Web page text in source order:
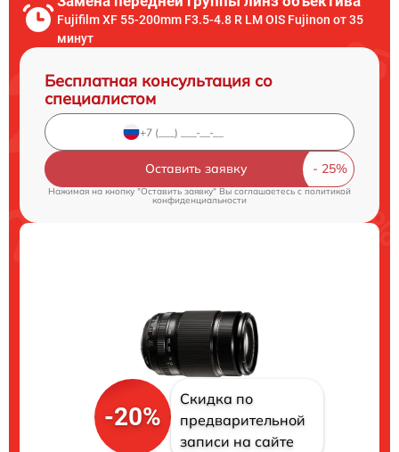
Fujifilm XF 55-200mm F3.5-4.8 R LM OIS Fujinon от 35
минут
Бесплатная консультация со
специалистом
Оставить заявку
Нажимая на кнопку "Оставить заявку" Вы соглашаетесь c политикой
конфиденциальности
-20%
Скидка по
предварительной
записи на сайте